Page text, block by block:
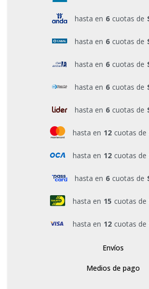
hasta en 6 cuotas de
hasta en 6 cuotas de
hasta en 6 cuotas de
hasta en 6 cuotas de
hasta en 6 cuotas de
hasta en 12 cuotas de
hasta en 12 cuotas de
hasta en 6 cuotas de
hasta en 15 cuotas de
hasta en 12 cuotas de
Envíos
Medios de pago
Piscinas e Inflables